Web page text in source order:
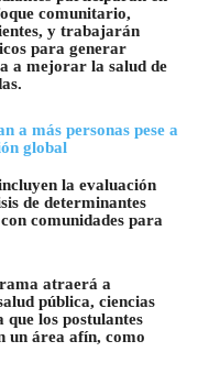
comunitario,
y trabajarán
para generar
a mejorar la salud de
a más personas pese a
global
la evaluación
de determinantes
comunidades para
atraerá a
pública, ciencias
que los postulantes
un área afín, como